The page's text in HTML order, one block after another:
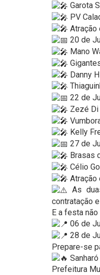
Garota
PV
20 de
Mano
Danny
22 de
Zezé Di
Kelly
27 de
Brasas
Célio
As
contratação
E a festa
06 de
28 de
Prepare-se
Prefeitura